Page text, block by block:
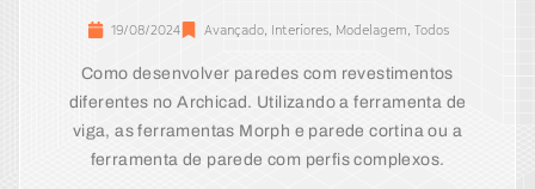
19/08/2024 Avançado, Interiores, Modelagem Todos
Como desenvolver paredes com revestimentos
diferentes no Archicad. Utilizando a ferramenta de
viga, as ferramentas Morph e parede cortina ou a
ferramenta de parede com perfis complexos.